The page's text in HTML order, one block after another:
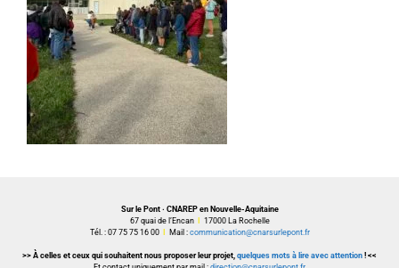
Sur le Pont · CNAREP en Nouvelle-Aquitaine
67 quai de l’Encan
17000 La Rochelle
Tél. : 07 75 75 16 00
Mail : communication@cnarsurlepont.fr
>> À celles et ceux qui souhaitent nous proposer leur projet, quelques mots à lire avec attention ! <<